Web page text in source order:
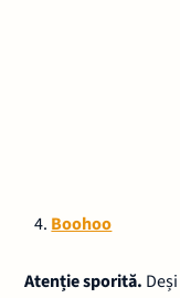
Boohoo
Atenție sporită.